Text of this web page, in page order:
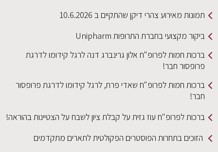
תמונות מאירוע צהרי דיקן שהתקיים ב 10.6.2026
ביקור מקצועי בחברת התרופות Unipharm
ברכות חמות לפרופ"ח אלון גרינברג דנה לרגל קידומו לדרגת
פרופסור חבר!
ברכות חמות לפרופ"ח שאדי פרח, לרגל קידומו לדרגת פרופסור
חבר!
ברכות לפרופ"ח עוז גזית על קבלת ציון לשבח על הצטיינות בהוראה!
הזוכים בתחרות הפוסטרים הפקולטית לתארים מתקדמים